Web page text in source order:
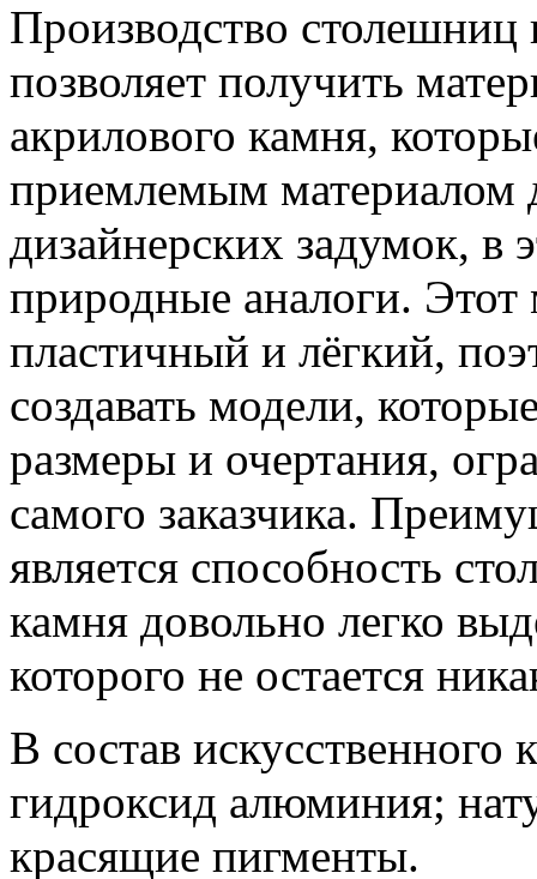
Производство столешниц
позволяет получить
акрилового камня,
приемлемым материалом
дизайнерских задумок, в
природные аналоги. Этот
пластичный и лёгкий,
создавать модели,
размеры и очертания,
самого заказчика.
является способность
камня довольно легко
которого не остается
В состав
гидроксид алюминия;
красящие пигменты.